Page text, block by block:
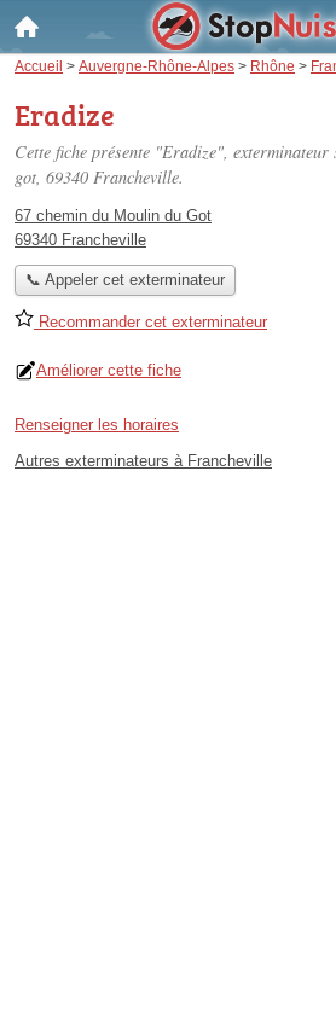
Accueil > Auvergne-Rhône-Alpes > Rhône >
Eradize
Cette fiche présente "Eradize", exterminateur
got, 69340 Francheville.
67 chemin du Moulin du Got
69340 Francheville
📞 Appeler cet exterminateur
Recommander cet exterminateur
Améliorer cette fiche
Renseigner les horaires
Autres exterminateurs à Francheville